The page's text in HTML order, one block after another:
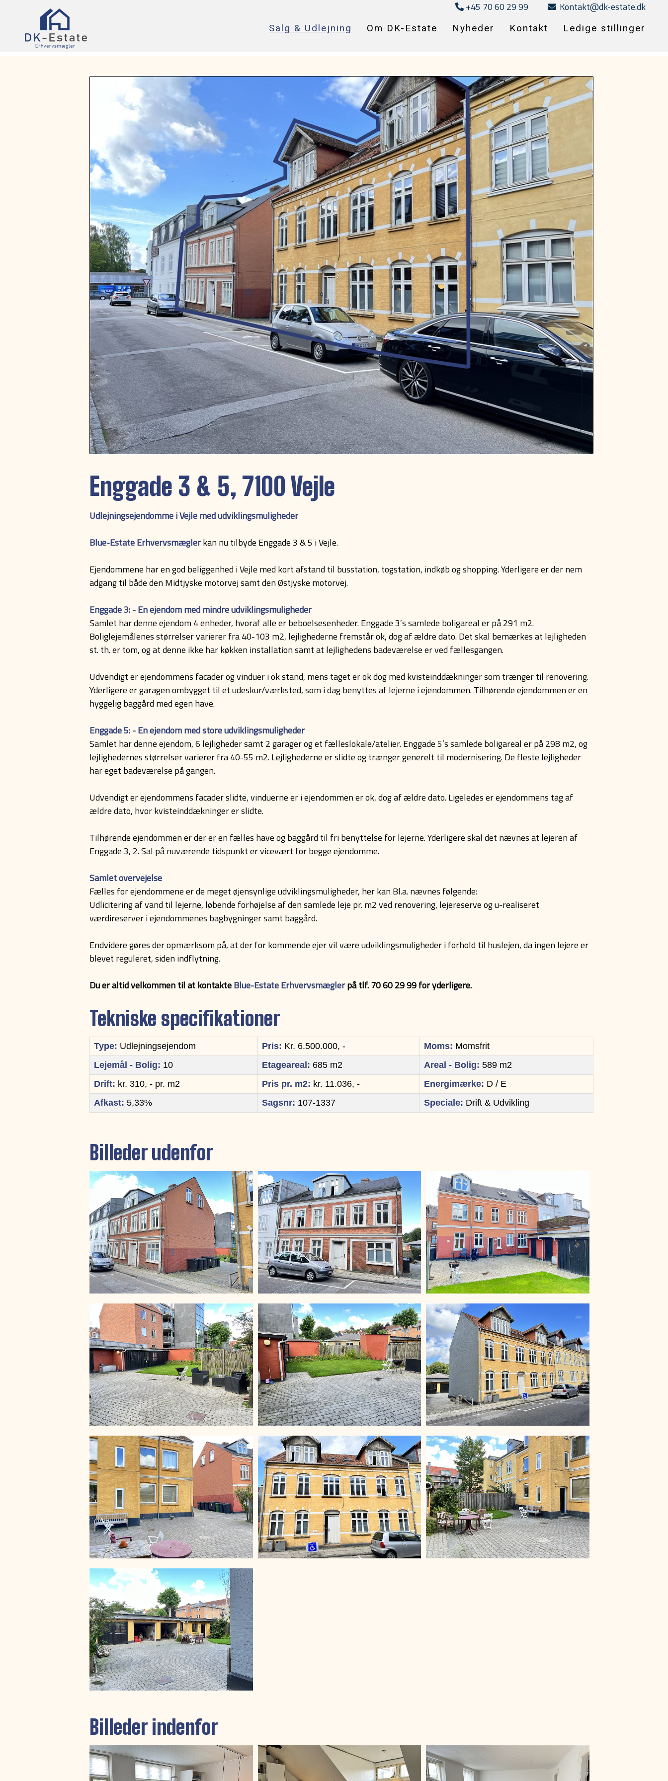
+45 70 60 29 99 Kontakt@dk-estate.dk
Salg & Udlejning Om DK-Estate Nyheder Kontakt Ledige stillinger
Enggade 3 & 5, 7100 Vejle
Udlejningsejendomme i Vejle med udviklingsmuligheder
Blue-Estate Erhvervsmæglerkan nu tilbyde Enggade 3 & 5 i Vejle.
Ejendommene har en god beliggenhed i Vejle med kort afstand til busstation, togstation, indkøb og shopping. Yderligere er der nem
adgang til både den Midtjyske motorvej samt den Østjyske motorvej.
Enggade 3: - En ejendom med mindre udviklingsmuligheder
Samlet har denne ejendom 4 enheder, hvoraf alle er beboelsesenheder. Enggade 3’s samlede boligareal er på 291 m2.
Boliglejemålenes størrelser varierer fra 40-103 m2, lejlighederne fremstår ok, dog af ældre dato. Det skal bemærkes at lejligheden
st. th. er tom, og at denne ikke har køkken installation samt at lejlighedens badeværelse er ved fællesgangen.
Udvendigt er ejendommens facader og vinduer i ok stand, mens taget er ok dog med kvisteinddækninger som trænger til renovering.
Yderligere er garagen ombygget til et udeskur/værksted, som i dag benyttes af lejerne i ejendommen. Tilhørende ejendommen er en
hyggelig baggård med egen have.
Enggade 5: - En ejendom med store udviklingsmuligheder
Samlet har denne ejendom, 6 lejligheder samt 2 garager og et fælleslokale/atelier. Enggade 5’s samlede boligareal er på 298 m2, og
lejlighedernes størrelser varierer fra 40-55 m2. Lejlighederne er slidte og trænger generelt til modernisering. De fleste lejligheder
har eget badeværelse på gangen.
Udvendigt er ejendommens facader slidte, vinduerne er i ejendommen er ok, dog af ældre dato. Ligeledes er ejendommens tag af
ældre dato, hvor kvisteinddækninger er slidte.
Tilhørende ejendommen er der er en fælles have og baggård til fri benyttelse for lejerne. Yderligere skal det nævnes at lejeren af
Enggade 3, 2. Sal på nuværende tidspunkt er vicevært for begge ejendomme.
Samlet overvejelse
Fælles for ejendommene er de meget øjensynlige udviklingsmuligheder, her kan Bl.a. nævnes følgende:
Udlicitering af vand til lejerne, løbende forhøjelse af den samlede leje pr. m2 ved renovering, lejereserve og u-realiseret
værdireserver i ejendommenes bagbygninger samt baggård.
Endvidere gøres der opmærksom på, at der for kommende ejer vil være udviklingsmuligheder i forhold til huslejen, da ingen lejere er
blevet reguleret, siden indflytning.
Du er altid velkommen til at kontakteBlue-Estate Erhvervsmæglerpå tlf. 70 60 29 99 for yderligere.
Tekniske specifikationer
Type: Udlejningsejendom Pris: Kr. 6.500.000, - Moms: Momsfrit
Lejemål - Bolig: 10 Etageareal: 685 m2 Areal - Bolig: 589 m2
Drift: kr. 310, - pr. m2 Pris pr. m2: kr. 11.036, - Energimærke: D / E
Afkast: 5,33% Sagsnr: 107-1337 Speciale: Drift & Udvikling
Billeder udenfor
Billeder indenfor